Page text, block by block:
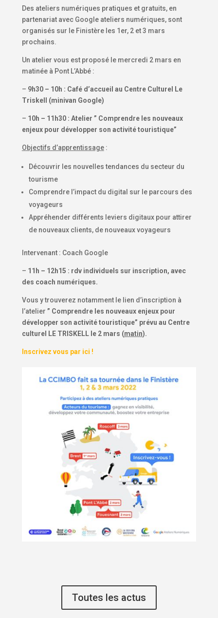
Des ateliers numériques pratiques et gratuits, en
partenariat avec Google ateliers numériques, sont
organisés sur le Finistère les 1er, 2 et 3 mars
prochains.
Un atelier vous est proposé le mercredi 2 mars en
matinée à Pont L’Abbé :
– 9h30 – 10h : Café d’accueil au Centre Culturel Le
Triskell (minivan Google)
– 10h – 11h30 : Atelier ” Comprendre les nouveaux
enjeux pour développer son activité touristique”
Objectifs d’apprentissage:
Découvrir les nouvelles tendances du secteur du
tourisme
Comprendre l’impact du digital sur le parcours des
voyageurs
Appréhender différents leviers digitaux pour attirer
de nouveaux clients, de nouveaux voyageurs
Intervenant : Coach Google
– 11h – 12h15 : rdv individuels sur inscription, avec
des coach numériques.
Vous y trouverez notamment le lien d’inscription à
l’atelier ” Comprendre les nouveaux enjeux pour
développer son activité touristique” prévu au Centre
culturel LE TRISKELL le 2 mars (matin).
Inscrivez vous par ici !
Toutes les actus